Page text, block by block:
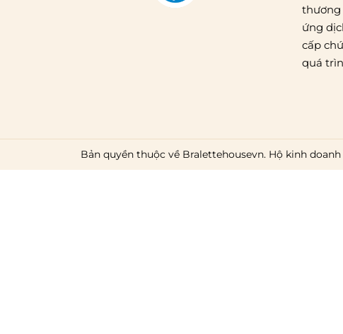
thương
ứng
cấp
quá
Bản quyền thuộc về Bralettehousevn. Hộ kinh